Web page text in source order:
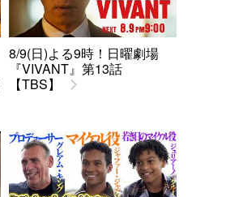
8/9(日)よる9時！日曜劇場
『VIVANT』第13話
【TBS】